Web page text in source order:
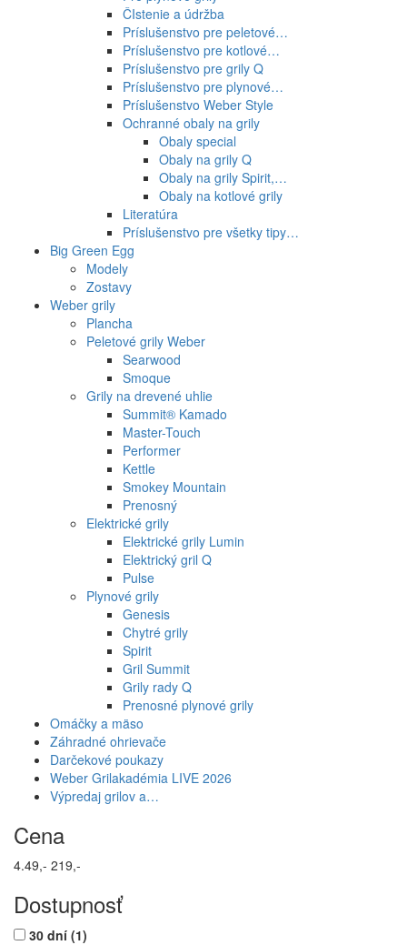
ČIstenie a údržba
Príslušenstvo pre peletové…
Príslušenstvo pre kotlové…
Príslušenstvo pre grily Q
Príslušenstvo pre plynové…
Príslušenstvo Weber Style
Ochranné obaly na grily
Obaly special
Obaly na grily Q
Obaly na grily Spirit,…
Obaly na kotlové grily
Literatúra
Príslušenstvo pre všetky tipy…
Big Green Egg
Modely
Zostavy
Weber grily
Plancha
Peletové grily Weber
Searwood
Smoque
Grily na drevené uhlie
Summit® Kamado
Master-Touch
Performer
Kettle
Smokey Mountain
Prenosný
Elektrické grily
Elektrické grily Lumin
Elektrický gril Q
Pulse
Plynové grily
Genesis
Chytré grily
Spirit
Gril Summit
Grily rady Q
Prenosné plynové grily
Omáčky a mäso
Záhradné ohrievače
Darčekové poukazy
Weber Grilakadémia LIVE 2026
Výpredaj grilov a…
Cena
4.49,- 219,-
Dostupnosť
30 dní (1)